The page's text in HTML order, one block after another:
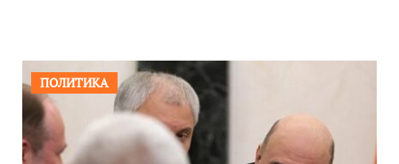
ПОЛИТИКА